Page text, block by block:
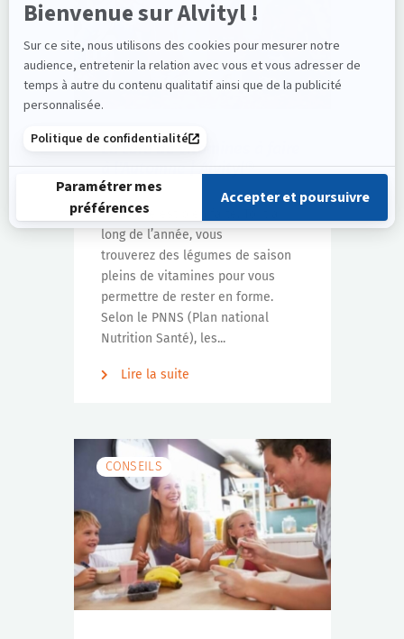
La cure de vitamines à faire
à l’Automne | Alvityl®
La nature est bien faite. Tout au
long de l’année, vous
trouverez des légumes de saison
pleins de vitamines pour vous
permettre de rester en forme.
Selon le PNNS (Plan national
Nutrition Santé), les...
Lire la suite
CONSEILS